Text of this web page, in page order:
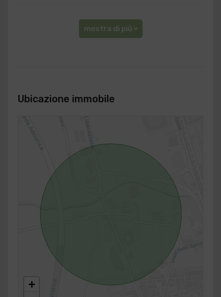
mostra di più
Ubicazione immobile
+